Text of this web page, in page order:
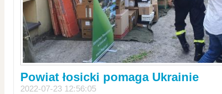
Powiat łosicki pomaga Ukrainie
2022-07-23 12:56:05